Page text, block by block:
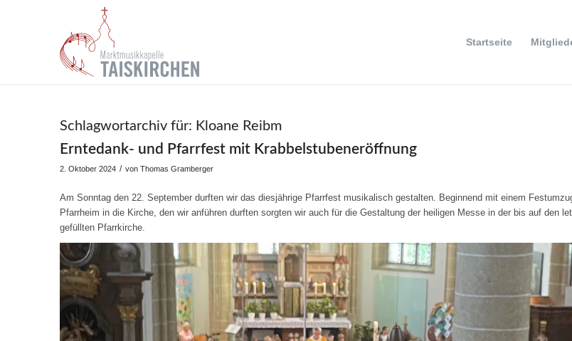
Startseite
Schlagwortarchiv für: Kloane Reibm
Erntedank- und Pfarrfest mit Krabbelstubeneröffnung
2. Oktober 2024 / von Thomas Gramberger
Am Sonntag den 22. September durften wir das diesjährige Pfarrfest musikalisch gestalten. Beginnend mit einem
Pfarrheim in die Kirche, den wir anführen durften sorgten wir auch für die Gestaltung der heiligen Messe in der bis auf den
gefüllten Pfarrkirche.